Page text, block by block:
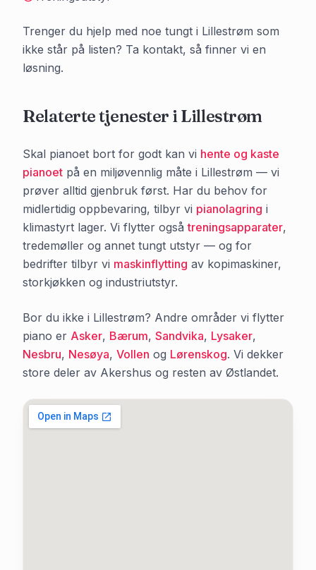
Trenger du hjelp med noe tungt i Lillestrøm som
ikke står på listen? Ta kontakt, så finner vi en
løsning.
Relaterte tjenester iLillestrøm
Skal pianoet bort for godt kan vi hente og kaste
pianoet på en miljøvennlig måte i Lillestrøm — vi
prøver alltid gjenbruk først. Har du behov for
midlertidig oppbevaring, tilbyr vi pianolagring i
klimastyrt lager. Vi flytter også treningsapparater,
tredemøller og annet tungt utstyr — og for
bedrifter tilbyr vi maskinflytting av kopimaskiner,
storkjøkken og industriutstyr.
Bor du ikke i Lillestrøm? Andre områder vi flytter
piano er Asker, Bærum, Sandvika, Lysaker,
Nesbru, Nesøya, Vollen og Lørenskog. Vi dekker
store deler av Akershus og resten av Østlandet.